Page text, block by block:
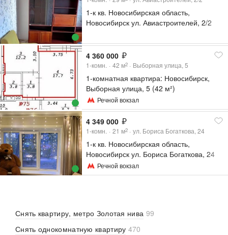
1-к кв. Новосибирская область,
Новосибирск ул. Авиастроителей, 2/2
4 360 000
1-комн. 42 м2 Выборная улица, 5
1-комнатная квартира: Новосибирск,
Выборная улица, 5 (42 м²)
Речной вокзал
4 349 000
1-комн. 21 м2 ул. Бориса Богаткова, 24
1-к кв. Новосибирская область,
Новосибирск ул. Бориса Богаткова, 24
(21.1 м²)
Речной вокзал
Снять квартиру, метро Золотая нива 99
Снять однокомнатную квартиру 470